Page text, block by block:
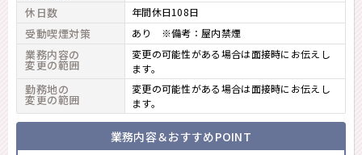
休日数 年間休日108日
受動喫煙対策 あり ※備考：屋内禁煙
業務内容の
変更の範囲
変更の可能性がある場合は面接時にお伝えし
ます。
勤務地の
変更の範囲
変更の可能性がある場合は面接時にお伝えし
ます。
業務内容＆おすすめPOINT